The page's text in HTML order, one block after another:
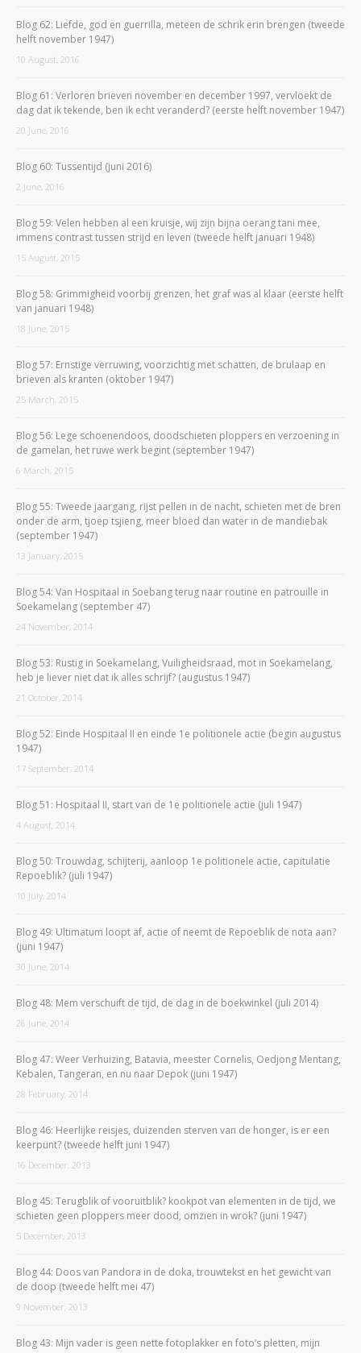
Blog 62: Liefde, god en guerrilla, meteen de schrik erin brengen (tweede
helft november 1947)
10 August, 2016
Blog 61: Verloren brieven november en december 1997, vervloekt de
dag dat ik tekende, ben ik echt veranderd? (eerste helft november 1947)
20 June, 2016
Blog 60: Tussentijd (juni 2016)
2 June, 2016
Blog 59: Velen hebben al een kruisje, wij zijn bijna oerang tani mee,
immens contrast tussen strijd en leven (tweede helft januari 1948)
15 August, 2015
Blog 58: Grimmigheid voorbij grenzen, het graf was al klaar (eerste helft
van januari 1948)
18 June, 2015
Blog 57: Ernstige verruwing, voorzichtig met schatten, de brulaap en
brieven als kranten (oktober 1947)
25 March, 2015
Blog 56: Lege schoenendoos, doodschieten ploppers en verzoening in
de gamelan, het ruwe werk begint (september 1947)
6 March, 2015
Blog 55: Tweede jaargang, rijst pellen in de nacht, schieten met de bren
onder de arm, tjoep tsjieng, meer bloed dan water in de mandiebak
(september 1947)
13 January, 2015
Blog 54: Van Hospitaal in Soebang terug naar routine en patrouille in
Soekamelang (september 47)
24 November, 2014
Blog 53: Rustig in Soekamelang, Vuiligheidsraad, mot in Soekamelang,
heb je liever niet dat ik alles schrijf? (augustus 1947)
21 October, 2014
Blog 52: Einde Hospitaal II en einde 1e politionele actie (begin augustus
1947)
17 September, 2014
Blog 51: Hospitaal II, start van de 1e politionele actie (juli 1947)
4 August, 2014
Blog 50: Trouwdag, schijterij, aanloop 1e politionele actie, capitulatie
Repoeblik? (juli 1947)
10 July, 2014
Blog 49: Ultimatum loopt af, actie of neemt de Repoeblik de nota aan?
(juni 1947)
30 June, 2014
Blog 48: Mem verschuift de tijd, de dag in de boekwinkel (juli 2014)
26 June, 2014
Blog 47: Weer Verhuizing, Batavia, meester Cornelis, Oedjong Mentang,
Kebalen, Tangeran, en nu naar Depok (juni 1947)
28 February, 2014
Blog 46: Heerlijke reisjes, duizenden sterven van de honger, is er een
keerpunt? (tweede helft juni 1947)
16 December, 2013
Blog 45: Terugblik of vooruitblik? kookpot van elementen in de tijd, we
schieten geen ploppers meer dood, omzien in wrok? (juni 1947)
5 December, 2013
Blog 44: Doos van Pandora in de doka, trouwtekst en het gewicht van
de doop (tweede helft mei 47)
9 November, 2013
Blog 43: Mijn vader is geen nette fotoplakker en foto’s pletten, mijn